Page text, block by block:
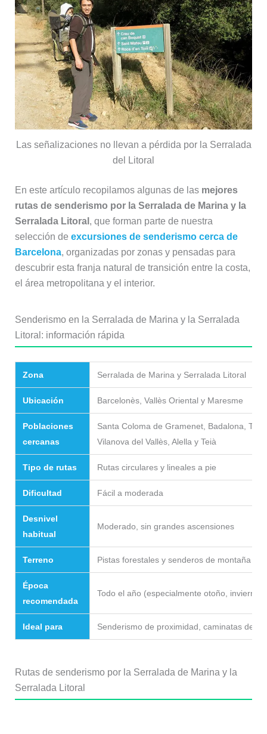
Las señalizaciones no llevan a pérdida por la Serralada
del Litoral
En este artículo recopilamos algunas de las mejores
rutas de senderismo por la Serralada de Marina y la
Serralada Litoral , que forman parte de nuestra
selección de excursiones de senderismo cerca de
Barcelona, organizadas por zonas y pensadas para
descubrir esta franja natural de transición entre la costa,
el área metropolitana y el interior.
Senderismo en la Serralada de Marina y la Serralada
Litoral: información rápida
Zona Serralada de Marina y Serralada Litoral
Ubicación Barcelonès, Vallès Oriental y Maresme
Poblaciones
cercanas
Santa Coloma de Gramenet, Badalona,
Vilanova del Vallès, Alella y Teià
Tipo de rutas Rutas circulares y lineales a pie
Dificultad Fácil a moderada
Desnivel
habitual
Moderado, sin grandes ascensiones
Terreno Pistas forestales y senderos de montaña
Época
recomendada
Todo el año (especialmente otoño, invierno
Ideal para Senderismo de proximidad, caminatas de
Rutas de senderismo por la Serralada de Marina y la
Serralada Litoral